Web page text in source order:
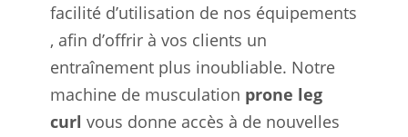
facilité d’utilisation de nos équipements
, afin d’offrir à vos clients un
entraînement plus inoubliable. Notre
machine de musculation prone leg
curl vous donne accès à de nouvelles